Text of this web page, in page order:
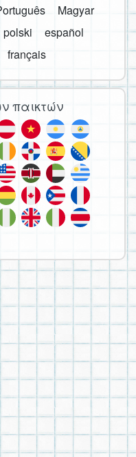
Magyar
polski
español
français
παικτών